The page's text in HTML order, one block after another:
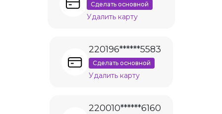
Сделать основной
Удалить карту
220196******5583
Сделать основной
Удалить карту
220010******6160